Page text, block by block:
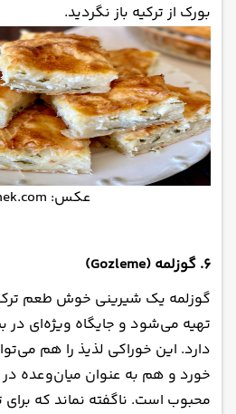
بورک از ترکیه باز نگردید.
عکس: yemek.com
۶. گوزلمه (Gozleme)
گوزلمه یک شیرینی خوش طعم
تهیه می‌شود و جایگاه ویژه‌ای در
دارد. این خوراکی لذیذ را هم
خورد و هم به عنوان میان‌وعده
محبوب است. ناگفته نماند که